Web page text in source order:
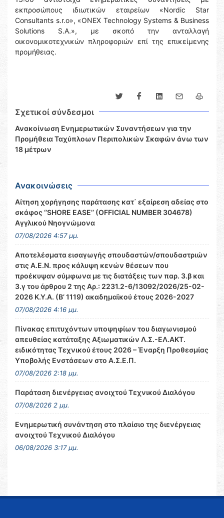
εκπροσώπους ιδιωτικών εταιρείων «Nordic Star
Consultants s.r.o», «ONEX Technology Systems & Business
Solutions S.A.», με σκοπό την ανταλλαγή
οικονομικοτεχνικών πληροφοριών επί της επικείμενης
προμήθειας.
Σχετικοί σύνδεσμοι
Ανακοίνωση Ενημερωτικών Συναντήσεων για την
Προμήθεια Ταχύπλοων Περιπολικών Σκαφών άνω των
18 μέτρων
Ανακοινώσεις
Αίτηση χορήγησης παράτασης κατ΄ εξαίρεση αδείας στο
σκάφος ‘’SHORE EASE’’ (OFFICIAL NUMBER 304678)
Αγγλικού Νηογνώμονα
07/08/2026 4:57 μμ.
Αποτελέσματα εισαγωγής σπουδαστών/σπουδαστριών
στις Α.Ε.Ν. προς κάλυψη κενών θέσεων που
προέκυψαν σύμφωνα με τις διατάξεις των παρ. 3.β και
3.γ του άρθρου 2 της Αρ.: 2231.2-6/13092/2026/25-02-
2026 Κ.Υ.Α. (Β’ 1119) ακαδημαϊκού έτους 2026-2027
07/08/2026 4:16 μμ.
Πίνακας επιτυχόντων υποψηφίων του διαγωνισμού
απευθείας κατάταξης Αξιωματικών Λ.Σ.-ΕΛ.ΑΚΤ.
ειδικότητας Τεχνικού έτους 2026 – Έναρξη Προθεσμίας
Υποβολής Ενστάσεων στο Α.Σ.Ε.Π.
07/08/2026 2:18 μμ.
Παράταση διενέργειας ανοιχτού Τεχνικού Διαλόγου
07/08/2026 2 μμ.
Ενημερωτική συνάντηση στο πλαίσιο της διενέργειας
ανοιχτού Τεχνικού Διαλόγου
06/08/2026 3:17 μμ.